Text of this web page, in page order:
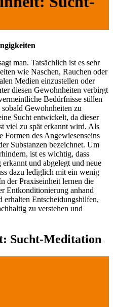
man. Tatsächlich ist es sehr
wie Naschen, Rauchen oder
Medien einzustellen oder
diesen Gewohnheiten verbirgt
Bedürfnisse stillen
Gewohnheiten zu
Sucht entwickelt, da dieser
viel zu spät erkannt wird. Als
Formen des Angewiesenseins
Substanzen bezeichnet. Um
ist es wichtig, dass
und abgelegt und neue
dazu lediglich mit ein wenig
der Praxiseinheit lernen die
Entkonditionierung anhand
erhalten Entscheidungshilfen,
zu verstehen und
Sucht-Meditation